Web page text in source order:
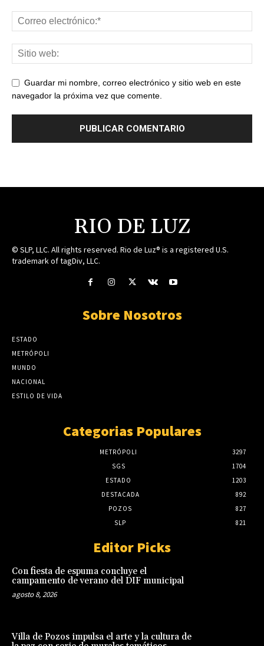
Guardar mi nombre, correo electrónico y sitio web en este
navegador la próxima vez que comente.
RIO DE LUZ
© SLP, LLC. All rights reserved. Rio de Luz® is a registered U.S.
trademark of tagDiv, LLC.
Sobre Nosotros
ESTADO
METRÓPOLI
MUNDO
NACIONAL
ESTILO DE VIDA
Categorias Populares
METRÓPOLI
3297
SGS
1704
ESTADO
1203
DESTACADA
892
POZOS
827
SLP
821
Editor Picks
Con fiesta de espuma concluye el
campamento de verano del DIF municipal
agosto 8, 2026
Villa de Pozos impulsa el arte y la cultura de